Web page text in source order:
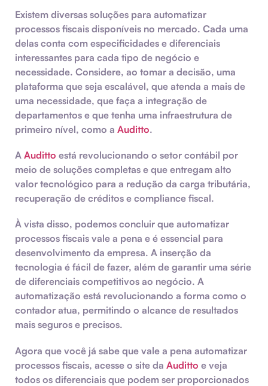
Existem diversas soluções para automatizar
processos fiscais disponíveis no mercado. Cada uma
delas conta com especificidades e diferenciais
interessantes para cada tipo de negócio e
necessidade. Considere, ao tomar a decisão, uma
plataforma que seja escalável, que atenda a mais de
uma necessidade, que faça a integração de
departamentos e que tenha uma infraestrutura de
primeiro nível, como a Auditto.
A Auditto está revolucionando o setor contábil por
meio de soluções completas e que entregam alto
valor tecnológico para a redução da carga tributária,
recuperação de créditos e compliance fiscal.
À vista disso, podemos concluir que automatizar
processos fiscais vale a pena e é essencial para
desenvolvimento da empresa. A inserção da
tecnologia é fácil de fazer, além de garantir uma série
de diferenciais competitivos ao negócio. A
automatização está revolucionando a forma como o
contador atua, permitindo o alcance de resultados
mais seguros e precisos.
Agora que você já sabe que vale a pena automatizar
processos fiscais, acesse o site da Auditto e veja
todos os diferenciais que podem ser proporcionados